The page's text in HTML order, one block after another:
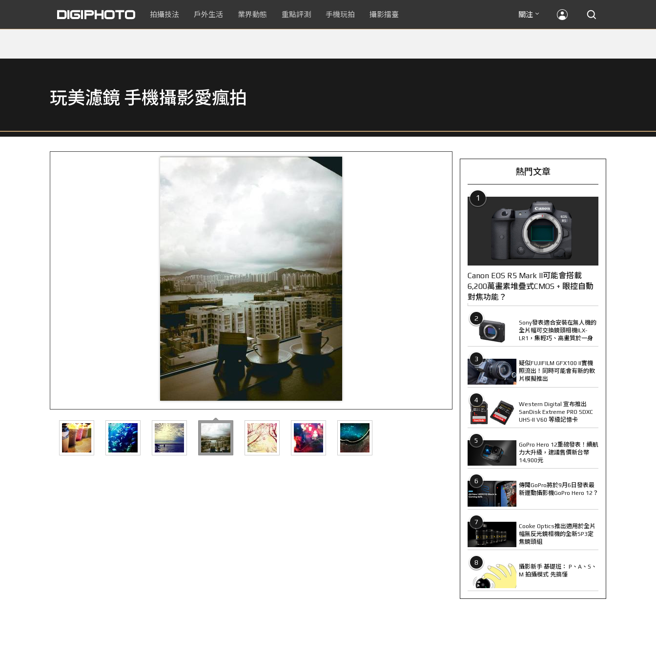
拍攝技法 戶外生活 業界動態 重點評測 手機玩拍 攝影擂臺 關注
玩美濾鏡 手機攝影愛瘋拍
熱門文章
1
Canon EOS R5 Mark II可能會搭載
6,200萬畫素堆疊式CMOS + 眼控自動
對焦功能？
2
Sony發表適合安裝在無人機的
全片幅可交換鏡頭相機ILX-
LR1，集輕巧、高畫質於一身
3
疑似FUJIFILM GFX100 II實機
照流出！同時可能會有新的軟
片模擬推出
4
Western Digital 宣布推出
SanDisk Extreme PRO SDXC
UHS-II V60 等級記憶卡
5
GoPro Hero 12重磅發表！續航
力大升級，建議售價新台幣
14,900元
6
傳聞GoPro將於9月6日發表最
新運動攝影機GoPro Hero 12？
7
Cooke Optics推出適用於全片
幅無反光鏡相機的全新SP3定
焦鏡頭組
8
攝影新手 基礎班： P、A、S、
M 拍攝模式 先搞懂